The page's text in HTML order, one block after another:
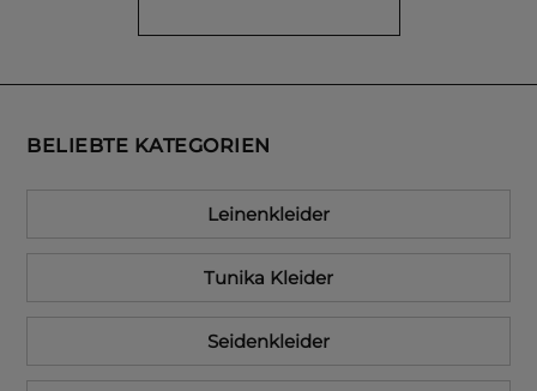
BELIEBTE KATEGORIEN
Leinenkleider
Tunika Kleider
Seidenkleider